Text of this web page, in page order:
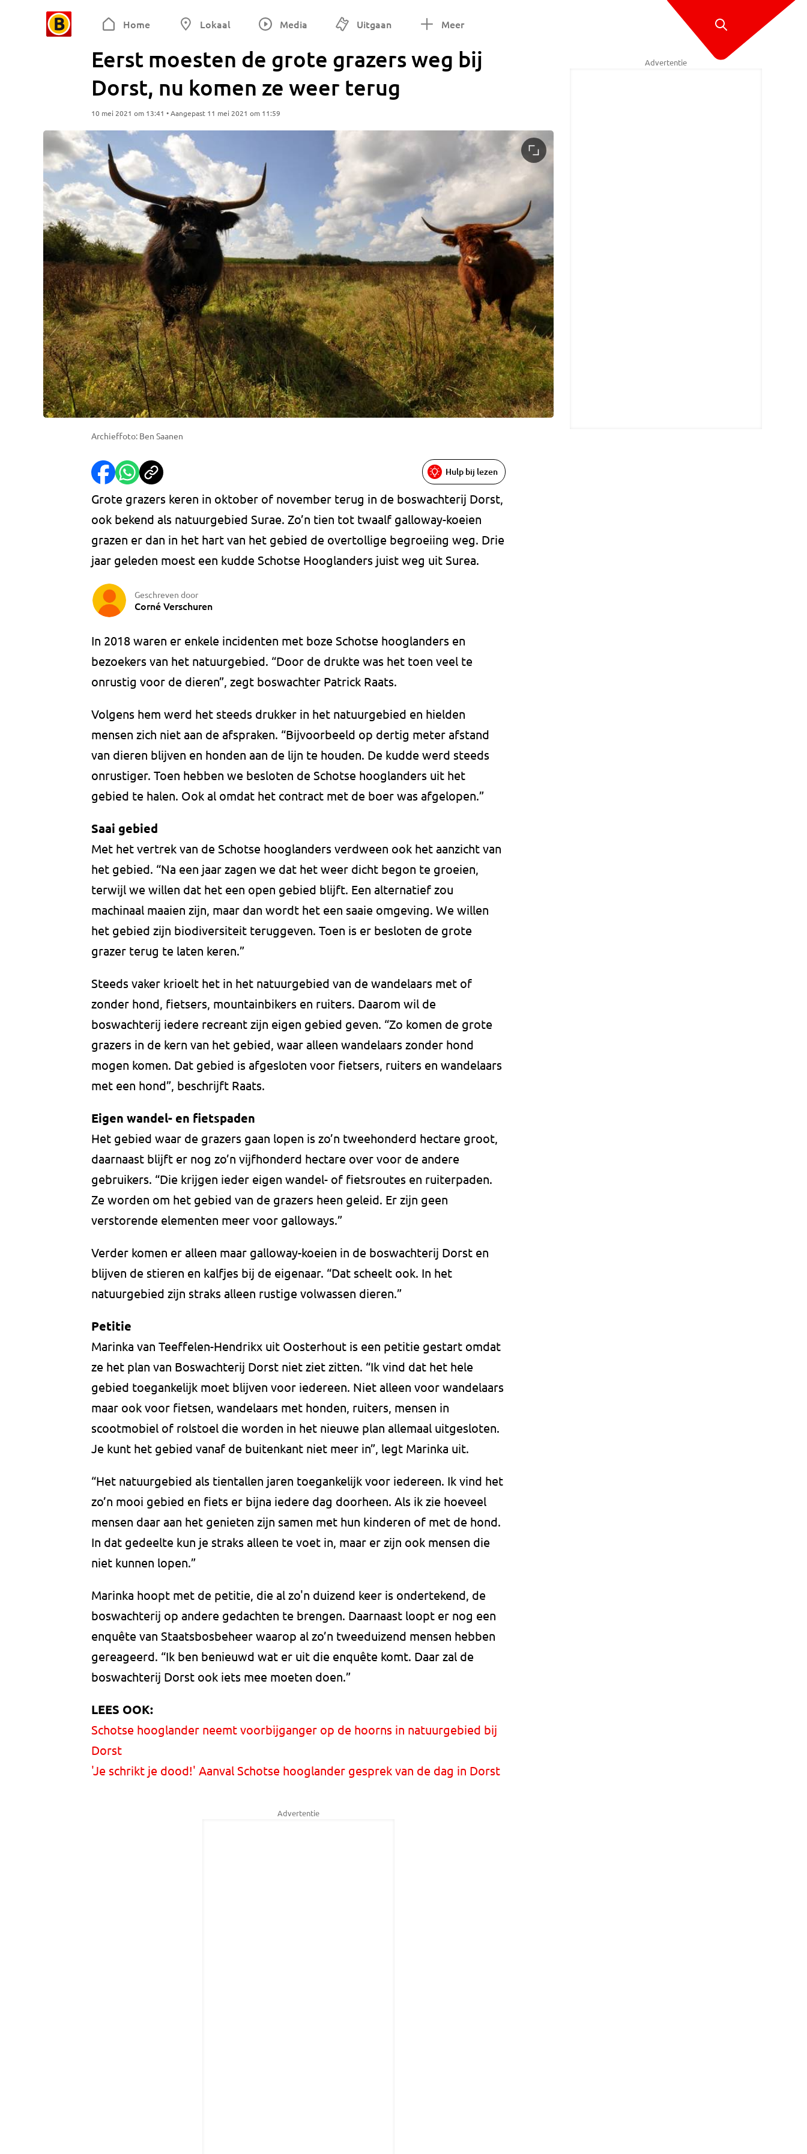
Home Lokaal Media Uitgaan Meer
Eerst moesten de grote grazers weg bij
Dorst, nu komen ze weer terug
10 mei 2021 om 13:41 • Aangepast 11 mei 2021 om 11:59
Archieffoto: Ben Saanen
Hulp bij lezen
Grote grazers keren in oktober of november terug in de boswachterij Dorst,
ook bekend als natuurgebied Surae. Zo’n tien tot twaalf galloway-koeien
grazen er dan in het hart van het gebied de overtollige begroeiing weg. Drie
jaar geleden moest een kudde Schotse Hooglanders juist weg uit Surea.
Geschreven door
Corné Verschuren
In 2018 waren er enkele incidenten met boze Schotse hooglanders en
bezoekers van het natuurgebied. “Door de drukte was het toen veel te
onrustig voor de dieren”, zegt boswachter Patrick Raats.
Volgens hem werd het steeds drukker in het natuurgebied en hielden
mensen zich niet aan de afspraken. “Bijvoorbeeld op dertig meter afstand
van dieren blijven en honden aan de lijn te houden. De kudde werd steeds
onrustiger. Toen hebben we besloten de Schotse hooglanders uit het
gebied te halen. Ook al omdat het contract met de boer was afgelopen.”
Saai gebied
Met het vertrek van de Schotse hooglanders verdween ook het aanzicht van
het gebied. “Na een jaar zagen we dat het weer dicht begon te groeien,
terwijl we willen dat het een open gebied blijft. Een alternatief zou
machinaal maaien zijn, maar dan wordt het een saaie omgeving. We willen
het gebied zijn biodiversiteit teruggeven. Toen is er besloten de grote
grazer terug te laten keren.”
Steeds vaker krioelt het in het natuurgebied van de wandelaars met of
zonder hond, fietsers, mountainbikers en ruiters. Daarom wil de
boswachterij iedere recreant zijn eigen gebied geven. “Zo komen de grote
grazers in de kern van het gebied, waar alleen wandelaars zonder hond
mogen komen. Dat gebied is afgesloten voor fietsers, ruiters en wandelaars
met een hond”, beschrijft Raats.
Eigen wandel- en fietspaden
Het gebied waar de grazers gaan lopen is zo’n tweehonderd hectare groot,
daarnaast blijft er nog zo’n vijfhonderd hectare over voor de andere
gebruikers. “Die krijgen ieder eigen wandel- of fietsroutes en ruiterpaden.
Ze worden om het gebied van de grazers heen geleid. Er zijn geen
verstorende elementen meer voor galloways.”
Verder komen er alleen maar galloway-koeien in de boswachterij Dorst en
blijven de stieren en kalfjes bij de eigenaar. “Dat scheelt ook. In het
natuurgebied zijn straks alleen rustige volwassen dieren.”
Petitie
Marinka van Teeffelen-Hendrikx uit Oosterhout is een petitie gestart omdat
ze het plan van Boswachterij Dorst niet ziet zitten. “Ik vind dat het hele
gebied toegankelijk moet blijven voor iedereen. Niet alleen voor wandelaars
maar ook voor fietsen, wandelaars met honden, ruiters, mensen in
scootmobiel of rolstoel die worden in het nieuwe plan allemaal uitgesloten.
Je kunt het gebied vanaf de buitenkant niet meer in”, legt Marinka uit.
“Het natuurgebied als tientallen jaren toegankelijk voor iedereen. Ik vind het
zo’n mooi gebied en fiets er bijna iedere dag doorheen. Als ik zie hoeveel
mensen daar aan het genieten zijn samen met hun kinderen of met de hond.
In dat gedeelte kun je straks alleen te voet in, maar er zijn ook mensen die
niet kunnen lopen.”
Marinka hoopt met de petitie, die al zo'n duizend keer is ondertekend, de
boswachterij op andere gedachten te brengen. Daarnaast loopt er nog een
enquête van Staatsbosbeheer waarop al zo’n tweeduizend mensen hebben
gereageerd. “Ik ben benieuwd wat er uit die enquête komt. Daar zal de
boswachterij Dorst ook iets mee moeten doen.”
LEES OOK:
Schotse hooglander neemt voorbijganger op de hoorns in natuurgebied bij
Dorst
'Je schrikt je dood!' Aanval Schotse hooglander gesprek van de dag in Dorst
Advertentie
Advertentie